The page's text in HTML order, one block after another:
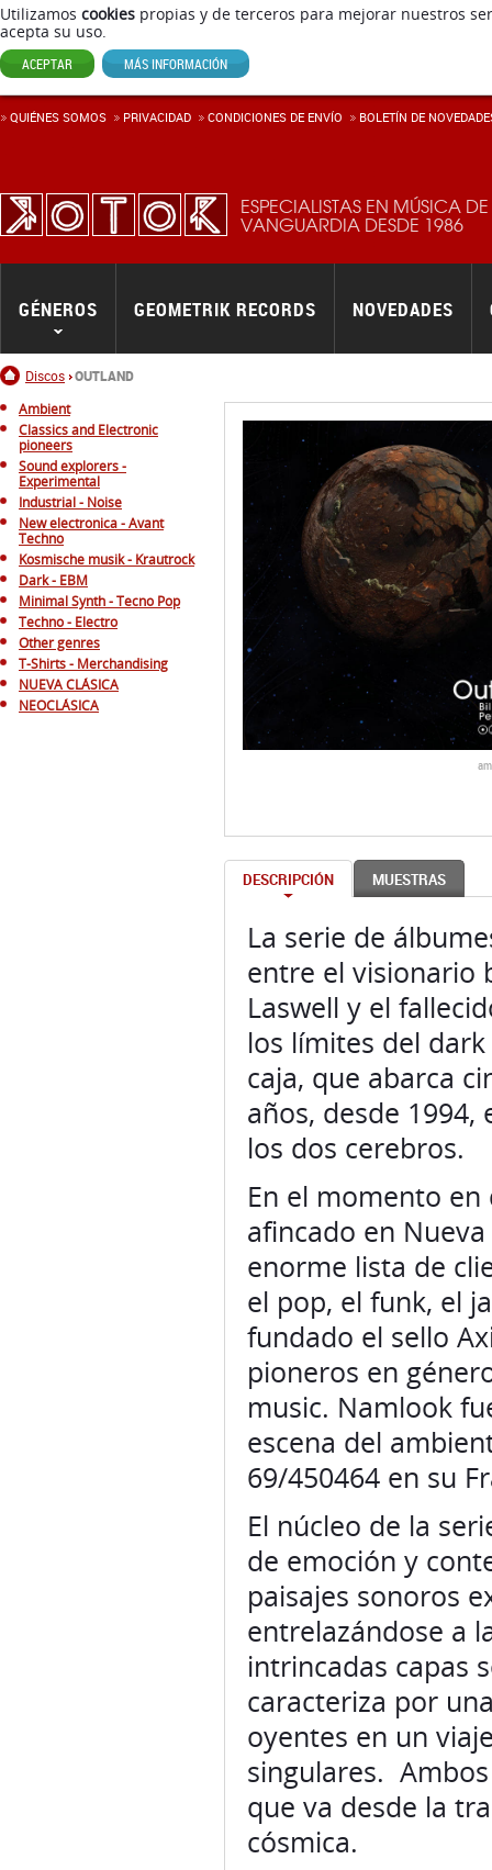
Utilizamos cookies propias y de terceros para mejorar nuestros
acepta su uso.
ACEPTAR MÁS INFORMACIÓN
ESPECIALISTAS EN MÚSICA DE
VANGUARDIA DESDE 1986
Inicio
Discos OUTLAND
GÉNEROS GEOMETRIK RECORDS NOVEDADES
QUIÉNES SOMOS PRIVACIDAD CONDICIONES DE ENVÍ­O BOLETÍN DE
Ambient
Classics and Electronic
pioneers
Sound explorers -
Experimental
Industrial - Noise
New electronica - Avant
Techno
Kosmische musik - Krautrock
Dark - EBM
Minimal Synth - Tecno Pop
Techno - Electro
Other genres
T-Shirts - Merchandising
NUEVA CLÁSICA
NEOCLÁSICA
DESCRIPCIÓN MUESTRAS
La serie de
entre el visionario
Laswell y el
los límites del
caja, que abarca
años, desde
los dos cerebros.
En el momento en
afincado en
enorme lista de
el pop, el funk, el
fundado el sello
pioneros en
music. Namlook
escena del
69/450464 en su
El núcleo de la
de emoción y
paisajes sonoros
entrelazándose a
intrincadas capas
caracteriza por
oyentes en un
singulares.
que va desde la
cósmica.